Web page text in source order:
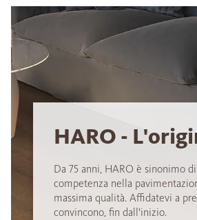
HARO -
Da 75 anni, HARO è sinonimo
competenza nella
massima qualità. Affidatevi a
convincono, fin dall'inizio.